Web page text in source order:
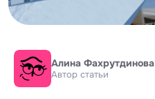
Алина Фахрутдинова
Автор статьи